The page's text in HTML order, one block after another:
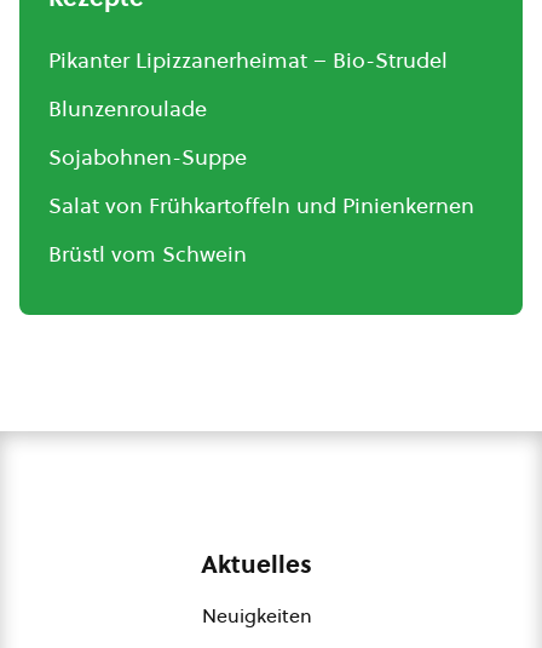
Pikanter Lipizzanerheimat – Bio-Strudel
Blunzenroulade
Sojabohnen-Suppe
Salat von Frühkartoffeln und Pinienkernen
Brüstl vom Schwein
Aktuelles
Neuigkeiten